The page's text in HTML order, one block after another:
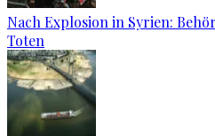
Nach Explosion in Syrien:
Toten